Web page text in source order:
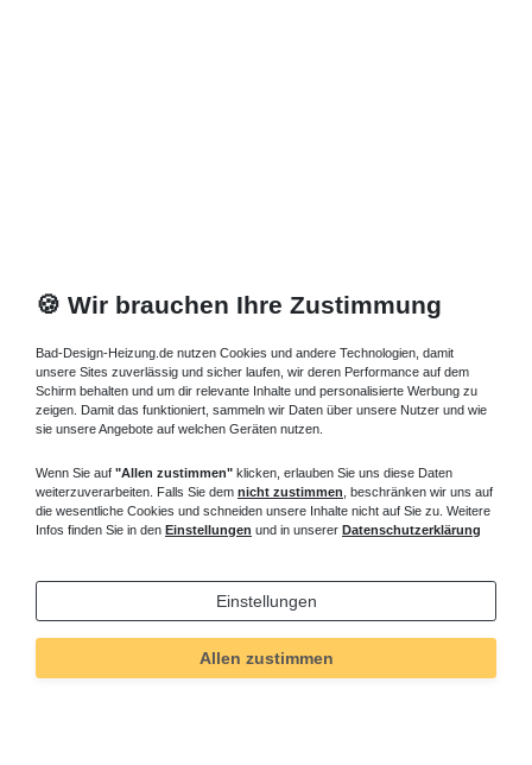
Technisches
Wert
Art.-ID
🍪 Wir brauchen Ihre Zustimmung
Bad-Design-Heizung.de nutzen Cookies und andere Technologien, damit
unsere Sites zuverlässig und sicher laufen, wir deren Performance auf dem
Schirm behalten und um dir relevante Inhalte und personalisierte Werbung zu
zeigen. Damit das funktioniert, sammeln wir Daten über unsere Nutzer und wie
sie unsere Angebote auf welchen Geräten nutzen.
Wenn Sie auf "Allen zustimmen" klicken, erlauben Sie uns diese Daten
weiterzuverarbeiten. Falls Sie dem nicht zustimmen , beschränken wir uns auf
die wesentliche Cookies und schneiden unsere Inhalte nicht auf Sie zu. Weitere
Infos finden Sie in den Einstellungen und in unserer Datenschutzerklärung
Einstellungen
Allen zustimmen